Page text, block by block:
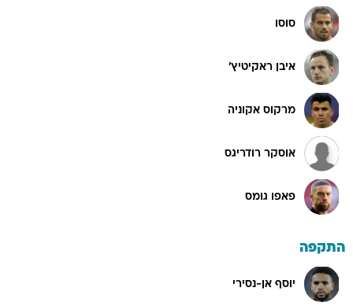
סוסו
איבן ראקיטיץ'
מרקוס אקוניה
אוסקר רודריגס
פאפו גומס
התקפה
יוסף אן-נסירי